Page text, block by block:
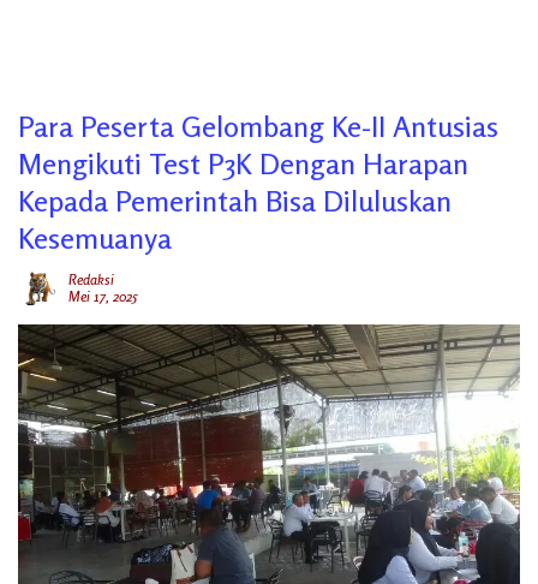
Para Peserta Gelombang Ke-II Antusias
Mengikuti Test P3K Dengan Harapan
Kepada Pemerintah Bisa Diluluskan
Kesemuanya
Redaksi
Mei 17, 2025